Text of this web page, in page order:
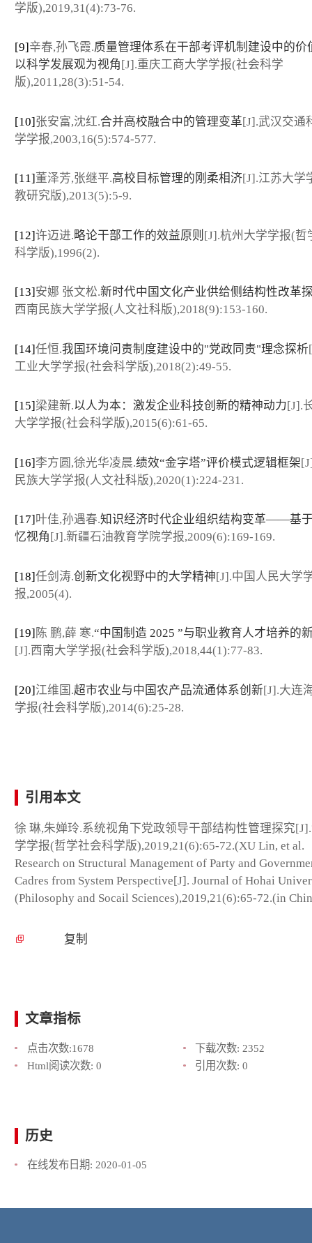
学版),2019,31(4):73-76.
[9] 辛春,孙飞霞.质量管理体系在干部考评机制建设中的
以科学发展观为视角 [J].重庆工商大学学报(社会科学
版),2011,28(3):51-54.
[10]张安富,沈红.合并高校融合中的管理变革[J].武汉交通
学学报,2003,16(5):574-577.
[11] 董泽芳,张继平.高校目标管理的刚柔相济[J].江苏大学
教研究版),2013(5):5-9.
[12]许迈进.略论干部工作的效益原则 [J].杭州大学学报(哲
科学版),1996(2).
[13] 安娜 张文松.新时代中国文化产业供给侧结构性改革
西南民族大学学报(人文社科版),2018(9):153-160.
[14]任恒.我国环境问责制度建设中的"党政同责"理念探析
工业大学学报(社会科学版),2018(2):49-55.
[15] 梁建新.以人为本：激发企业科技创新的精神动力[J].
大学学报(社会科学版),2015(6):61-65.
[16]李方圆,徐光华凌晨.绩效“金字塔”评价模式逻辑框架
民族大学学报(人文社科版),2020(1):224-231.
[17] 叶佳,孙遇春.知识经济时代企业组织结构变革——基
忆视角 [J].新疆石油教育学院学报,2009(6):169-169.
[18]任剑涛.创新文化视野中的大学精神[J].中国人民大学
报,2005(4).
[19] 陈 鹏,薛 寒.“中国制造 2025 ”与职业教育人才培养的
[J].西南大学学报(社会科学版),2018,44(1):77-83.
[20]江维国.超市农业与中国农产品流通体系创新[J].大连
学报(社会科学版),2014(6):25-28.
引用本文
徐 琳,朱婵玲.系统视角下党政领导干部结构性管理探究
学学报(哲学社会科学版),2019,21(6):65-72.(XU Lin, et al.
Research on Structural Management of Party and
Cadres from System Perspective[J]. Journal of Hohai
(Philosophy and Socail Sciences),2019,21(6):65-72.(in
复制
文章指标
点击次数:1678 下载次数: 2352
Html阅读次数: 0 引用次数: 0
历史
在线发布日期: 2020-01-05